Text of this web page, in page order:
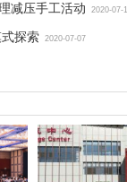
减压手工活动 2020-07-
探索 2020-07-07